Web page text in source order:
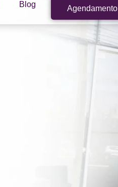
Blog Agendamento